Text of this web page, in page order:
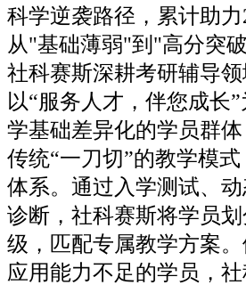
科学逆袭路径，累计助
从"基础薄弱"到"高分突
社科赛斯深耕考研辅导
以“服务人才，伴您成长
学基础差异化的学员群
传统“一刀切”的教学模
体系。通过入学测试、
诊断，社科赛斯将学员
级，匹配专属教学方案
应用能力不足的学员，